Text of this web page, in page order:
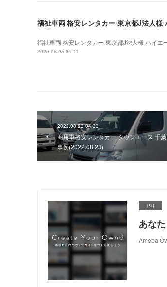
福祉車両 格安レンタカー 東京都J法人
福祉車両 格安レンタカー 東京都J法人様 ハイ
2026.08.05 04:11
2022.08.23 04:33
商用車格安レンタカー タウンエース 千
事例(2022.08.23)
PR
あな
Ameba